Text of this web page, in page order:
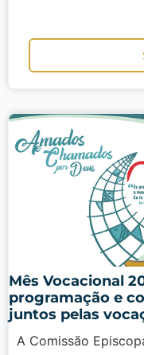
Mês Vocacional
programação e
juntos pelas
A Comissão